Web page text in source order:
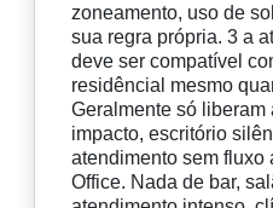
zoneamento, uso de
sua regra própria. 3 a
deve ser compatível
residêncial mesmo
Geralmente só
impacto, escritório
atendimento sem fluxo
Office. Nada de bar,